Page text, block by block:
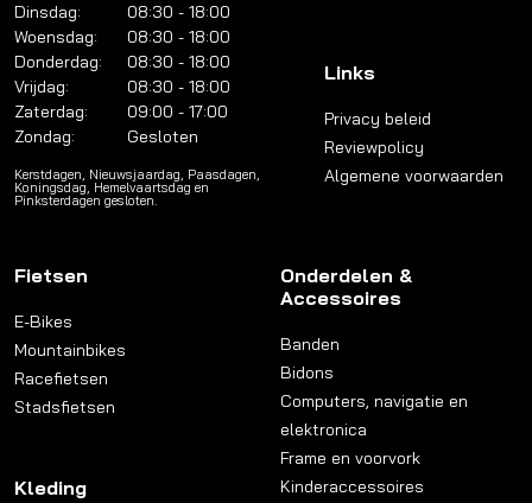
Dinsdag:
08:30 - 18:00
Woensdag:
08:30 - 18:00
Donderdag:
08:30 - 18:00
Vrijdag:
08:30 - 18:00
Zaterdag:
09:00 - 17:00
Zondag:
Gesloten
Kerstdagen, Nieuwsjaardag, Paasdagen,
Koningsdag, Hemelvaartsdag en
Pinksterdagen gesloten.
Links
Privacy beleid
Reviewpolicy
Algemene voorwaarden
Fietsen
E-Bikes
Mountainbikes
Racefietsen
Stadsfietsen
Kleding
Onderdelen &
Accessoires
Banden
Bidons
Computers, navigatie en
elektronica
Frame en voorvork
Kinderaccessoires